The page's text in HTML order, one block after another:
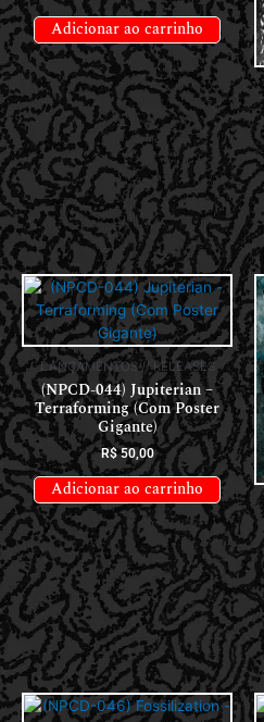
Adicionar ao carrinho
LANÇAMENTOS // RELEASES
(NPCD-044) Jupiterian –
Terraforming (Com Poster
Gigante)
R$50,00
Adicionar ao carrinho